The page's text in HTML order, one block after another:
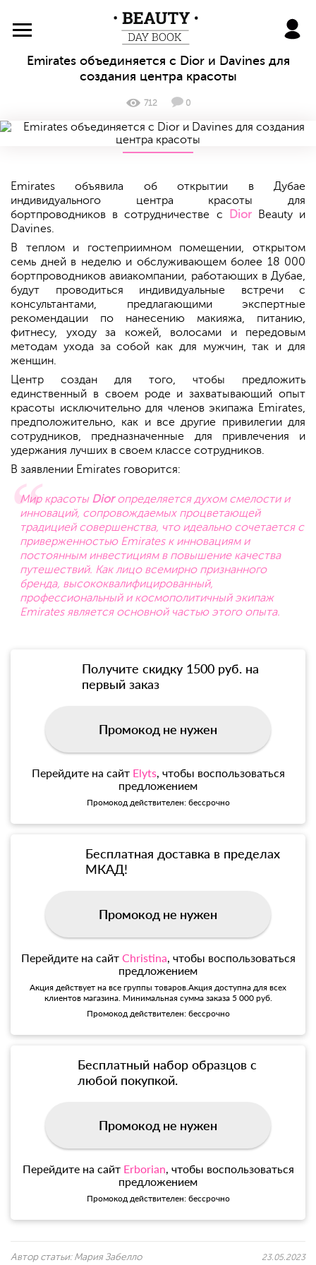
BeautyDayBook
Emirates объединяется с Dior и Davines для
создания центра красоты
712 0
Emirates объявила об открытии в Дубае
индивидуального центра красоты для
бортпроводников в сотрудничестве с
DiorBeauty и
Davines.
В теплом и гостеприимном помещении, открытом
семь дней в неделю и обслуживающем более 18 000
бортпроводников авиакомпании, работающих в Дубае,
будут проводиться индивидуальные встречи с
консультантами, предлагающими экспертные
рекомендации по нанесению макияжа, питанию,
фитнесу, уходу за кожей, волосами и передовым
методам ухода за собой как для мужчин, так и для
женщин.
Центр создан для того, чтобы предложить
единственный в своем роде и захватывающий опыт
красоты исключительно для членов экипажа Emirates,
предположительно, как и все другие привилегии для
сотрудников, предназначенные для привлечения и
удержания лучших в своем классе сотрудников.
В заявлении Emirates говорится:
Мир красоты Diorопределяется духом смелости и
инноваций, сопровождаемых процветающей
традицией совершенства, что идеально сочетается с
приверженностью Emirates к инновациям и
постоянным инвестициям в повышение качества
путешествий. Как лицо всемирно признанного
бренда, высококвалифицированный,
профессиональный и космополитичный экипаж
Emirates является основной частью этого опыта.
Получите скидку 1500 руб. на
первый заказ
Промокод не нужен
Перейдите на сайт Elyts, чтобы воспользоваться
предложением
Промокод действителен: бессрочно
Бесплатная доставка в пределах
МКАД!
Промокод не нужен
Перейдите на сайт Christina, чтобы воспользоваться
предложением
Акция действует на все группы товаров.Акция доступна для всех
клиентов магазина. Минимальная сумма заказа 5 000 руб.
Промокод действителен: бессрочно
Бесплатный набор образцов с
любой покупкой.
Промокод не нужен
Перейдите на сайт Erborian, чтобы воспользоваться
предложением
Промокод действителен: бессрочно
Автор статьи: Мария Забелло 23.05.2023